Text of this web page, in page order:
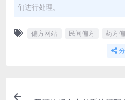
们进行处理。
偏方网站 民间偏方 药方